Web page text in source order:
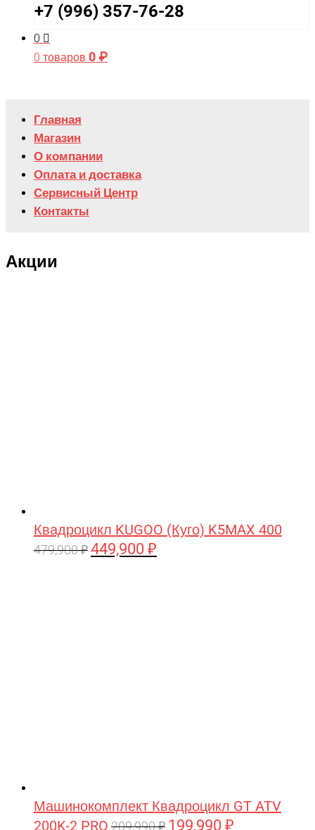
+7 (996) 357-76-28
0
0 товаров 0 ₽
Главная
Магазин
О компании
Оплата и доставка
Сервисный Центр
Контакты
Акции
Квадроцикл KUGOO (Куго) K5MAX 400
479,900₽ Первоначальная
449,900 ₽
Машинокомплект Квадроцикл GT ATV
200K-2 PRO 209,990₽ Первоначальная
199,990 ₽